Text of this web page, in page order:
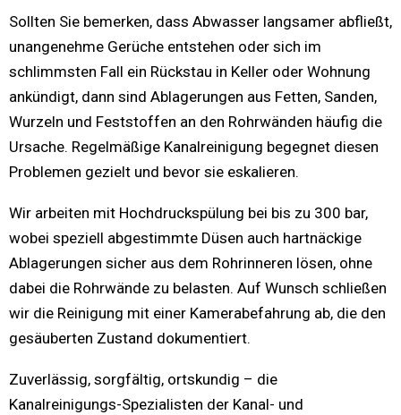
Sollten Sie bemerken, dass Abwasser langsamer abfließt,
unangenehme Gerüche entstehen oder sich im
schlimmsten Fall ein Rückstau in Keller oder Wohnung
ankündigt, dann sind Ablagerungen aus Fetten, Sanden,
Wurzeln und Feststoffen an den Rohrwänden häufig die
Ursache. Regelmäßige Kanalreinigung begegnet diesen
Problemen gezielt und bevor sie eskalieren.
Wir arbeiten mit Hochdruckspülung bei bis zu 300 bar,
wobei speziell abgestimmte Düsen auch hartnäckige
Ablagerungen sicher aus dem Rohrinneren lösen, ohne
dabei die Rohrwände zu belasten. Auf Wunsch schließen
wir die Reinigung mit einer Kamerabefahrung ab, die den
gesäuberten Zustand dokumentiert.
Zuverlässig, sorgfältig, ortskundig – die
Kanalreinigungs-Spezialisten der Kanal- und